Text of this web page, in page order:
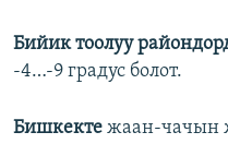
Бийик тоолуу
-4…-9 градус болот.
Бишкекте жаан-чачын